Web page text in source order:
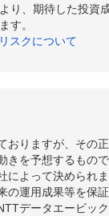
り、期待した投
す。
スクについて
おりますが、その
きを予想するもの
によって決められ
の運用成果等を保
データエービッ